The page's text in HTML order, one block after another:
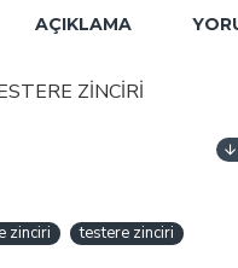
AÇIKLAMA
ZİNCİRİ
geliştirilerek Ar-ge
zinciri testere zinciri